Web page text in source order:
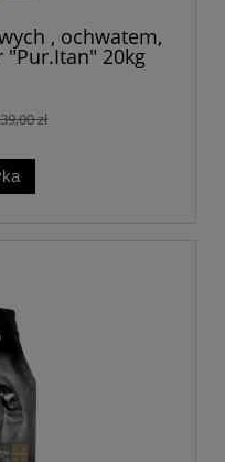
, ochwatem,
"Pur.Itan" 20kg
zł